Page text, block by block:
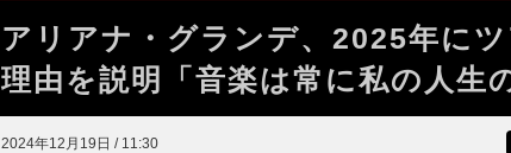
アリアナ・グランデ、2025年に
理由を説明「音楽は常に私の人生
2024年12月19日 / 11:30